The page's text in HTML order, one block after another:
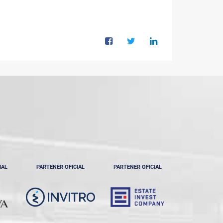
PARTENER OFICIAL PARTENER OFICIAL